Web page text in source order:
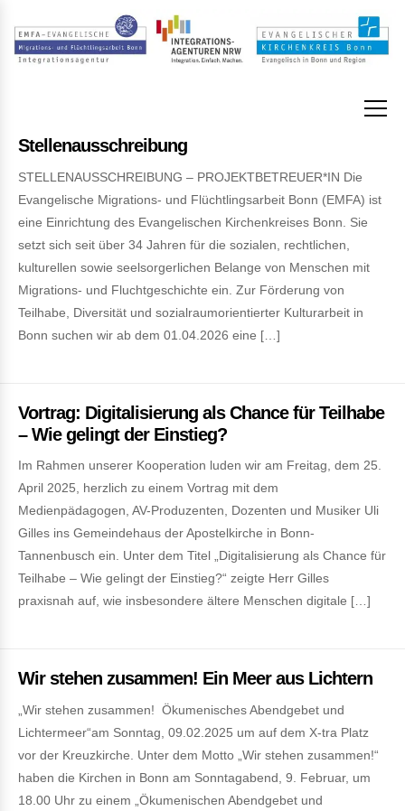
Stellenausschreibung
STELLENAUSSCHREIBUNG – PROJEKTBETREUER*IN Die
Evangelische Migrations- und Flüchtlingsarbeit Bonn (EMFA) ist
eine Einrichtung des Evangelischen Kirchenkreises Bonn. Sie
setzt sich seit über 34 Jahren für die sozialen, rechtlichen,
kulturellen sowie seelsorgerlichen Belange von Menschen mit
Migrations- und Fluchtgeschichte ein. Zur Förderung von
Teilhabe, Diversität und sozialraumorientierter Kulturarbeit in
Bonn suchen wir ab dem 01.04.2026 eine […]
Vortrag: Digitalisierung als Chance für Teilhabe
– Wie gelingt der Einstieg?
Im Rahmen unserer Kooperation luden wir am Freitag, dem 25.
April 2025, herzlich zu einem Vortrag mit dem
Medienpädagogen, AV-Produzenten, Dozenten und Musiker Uli
Gilles ins Gemeindehaus der Apostelkirche in Bonn-
Tannenbusch ein. Unter dem Titel „Digitalisierung als Chance für
Teilhabe – Wie gelingt der Einstieg?“ zeigte Herr Gilles
praxisnah auf, wie insbesondere ältere Menschen digitale […]
Wir stehen zusammen! Ein Meer aus Lichtern
„Wir stehen zusammen! Ökumenisches Abendgebet und
Lichtermeer“am Sonntag, 09.02.2025 um auf dem X-tra Platz
vor der Kreuzkirche. Unter dem Motto „Wir stehen zusammen!“
haben die Kirchen in Bonn am Sonntagabend, 9. Februar, um
18.00 Uhr zu einem „Ökumenischen Abendgebet und